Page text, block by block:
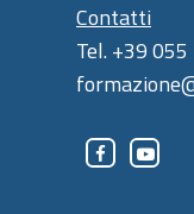
Contatti
Tel. +39